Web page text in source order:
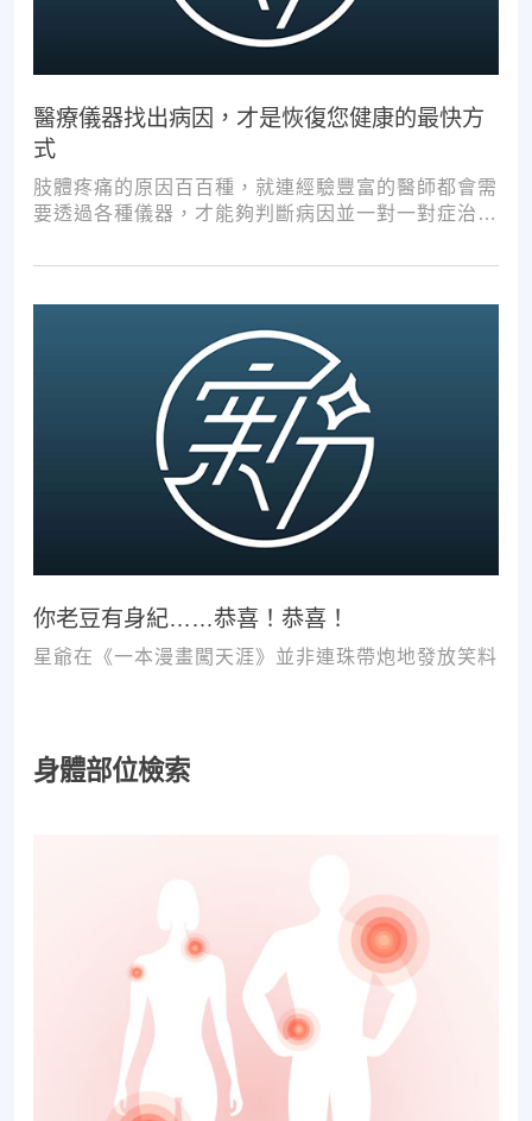
醫療儀器找出病因，才是恢復您健康的最快方
式
肢體疼痛的原因百百種，就連經驗豐富的醫師都會需
要透過各種儀器，才能夠判斷病因並一對一對症治
次推拿、按摩，都難以讓您徹底擺脫不適。
你老豆有身紀……恭喜！恭喜！
星爺在《一本漫畫闖天涯》並非連珠帶炮地發放笑料
身體部位檢索